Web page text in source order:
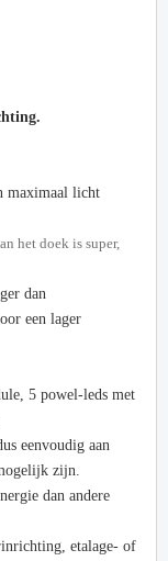
maximaal licht
het doek is super,
dan
een lager
5 powel-leds met
eenvoudig aan
zijn.
dan andere
etalage- of